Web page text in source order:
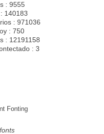
: 9555
140183
: 971036
: 750
: 12191158
: 3
Fonting